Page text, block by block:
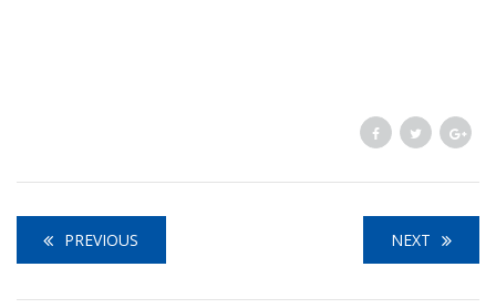
PREVIOUS NEXT